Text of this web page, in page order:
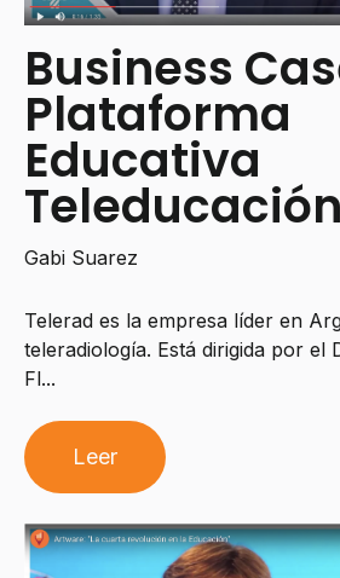
Business
Plataforma
Educativa
Teleducación
Gabi Suarez
Telerad es la empresa líder en
teleradiología. Está dirigida por el
Fl...
Leer